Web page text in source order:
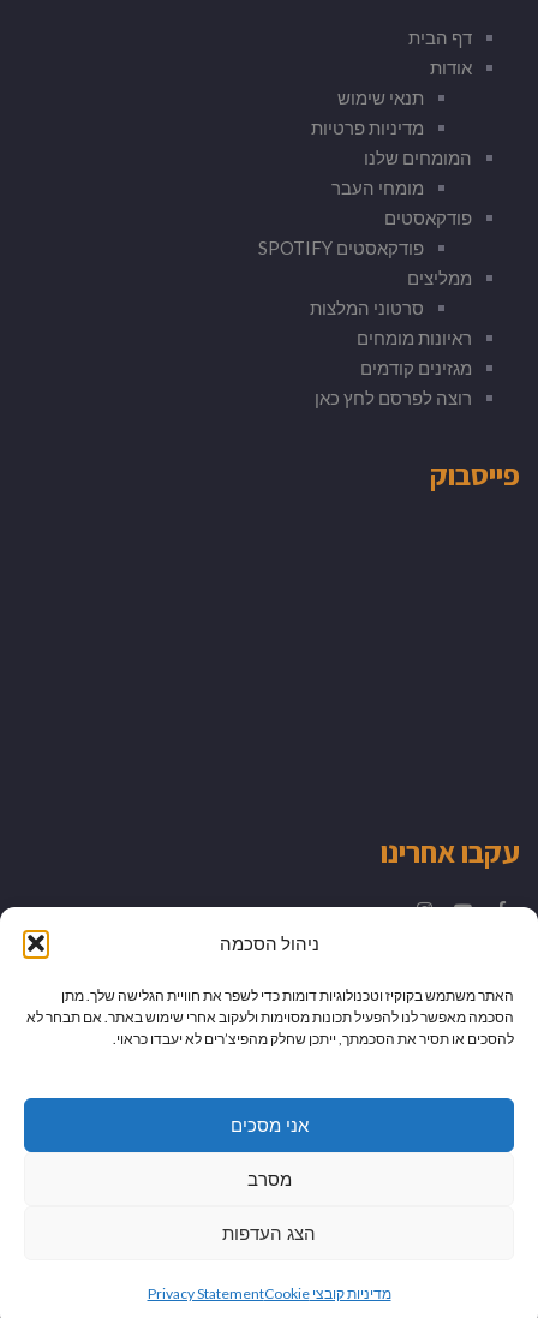
ניהול הסכמה
האתר משתמש בקוקיז וטכנולוגיות דומות כדי לשפר את חוויית הגלישה שלך. מתן
הסכמה מאפשר לנו להפעיל תכונות מסוימות ולעקוב אחרי שימוש באתר. אם תבחר לא
להסכים או תסיר את הסכמתך, ייתכן שחלק מהפיצ’רים לא יעבדו כראוי.
אני מסכים
מסרב
הצג העדפות
מדיניות קובצי Cookie Privacy Statement
דף הבית
אודות
תנאי שימוש
מדיניות פרטיות
המומחים שלנו
מומחי העבר
פודקאסטים
פודקאסטים SPOTIFY
ממליצים
סרטוני המלצות
ראיונות מומחים
מגזינים קודמים
רוצה לפרסם לחץ כאן
פייסבוק
עקבו אחרינו
מיתוג עיצוב ובניית אתרים